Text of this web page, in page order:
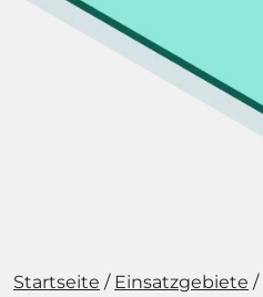
Startseite Einsatzgebiete